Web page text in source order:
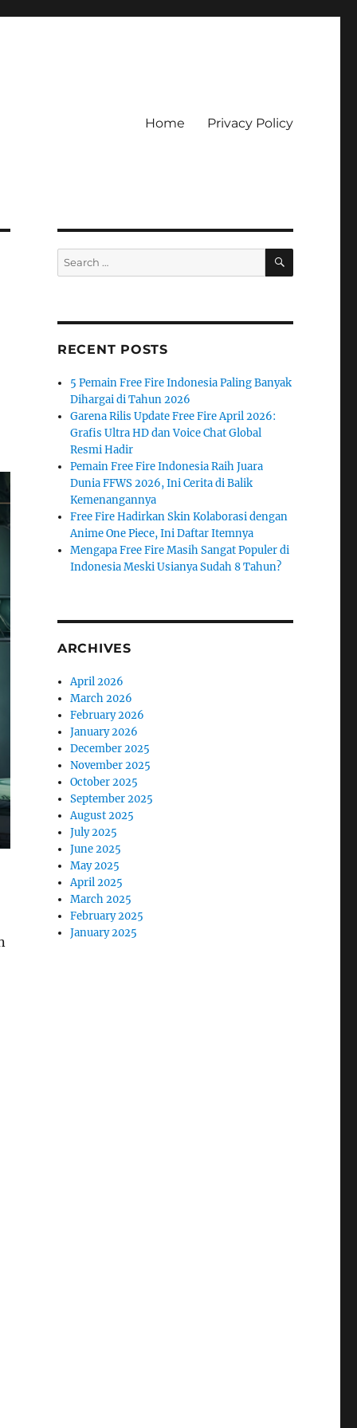
Home Privacy Policy
Search
for:
SEARCH
RECENT POSTS
5 Pemain Free Fire Indonesia Paling Banyak
Dihargai di Tahun 2026
Garena Rilis Update Free Fire April 2026:
Grafis Ultra HD dan Voice Chat Global
Resmi Hadir
Pemain Free Fire Indonesia Raih Juara
Dunia FFWS 2026, Ini Cerita di Balik
Kemenangannya
Free Fire Hadirkan Skin Kolaborasi dengan
Anime One Piece, Ini Daftar Itemnya
Mengapa Free Fire Masih Sangat Populer di
Indonesia Meski Usianya Sudah 8 Tahun?
ARCHIVES
April 2026
March 2026
February 2026
January 2026
December 2025
November 2025
October 2025
September 2025
August 2025
July 2025
June 2025
May 2025
April 2025
March 2025
February 2025
January 2025